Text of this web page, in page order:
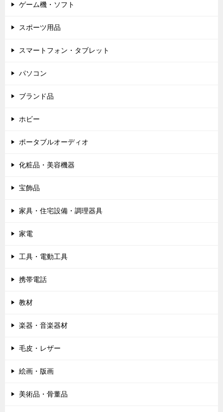
ゲーム機・ソフト
スポーツ用品
スマートフォン・タブレット
パソコン
ブランド品
ホビー
ポータブルオーディオ
化粧品・美容機器
宝飾品
家具・住宅設備・調理器具
家電
工具・電動工具
携帯電話
教材
楽器・音楽器材
毛皮・レザー
絵画・版画
美術品・骨董品